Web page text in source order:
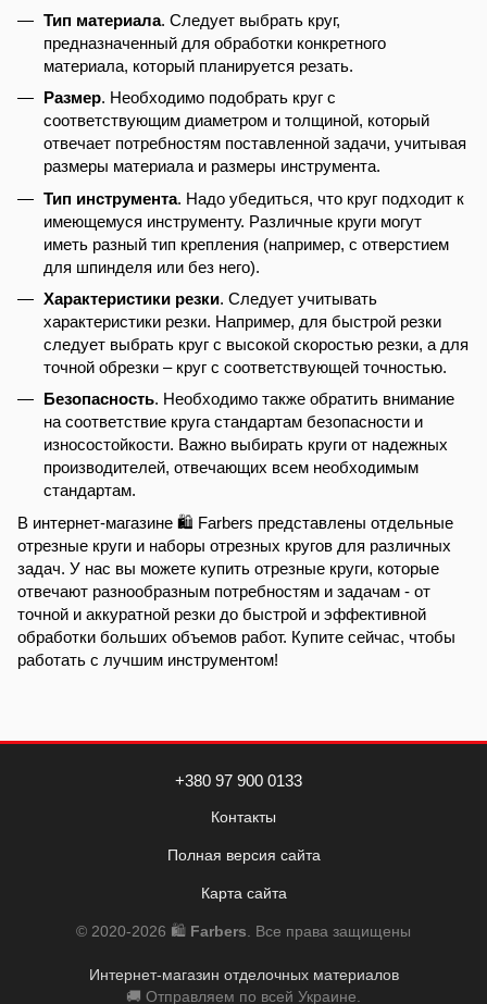
Тип материала. Следует выбрать круг,
предназначенный для обработки конкретного
материала, который планируется резать.
Размер. Необходимо подобрать круг с
соответствующим диаметром и толщиной, который
отвечает потребностям поставленной задачи, учитывая
размеры материала и размеры инструмента.
Тип инструмента. Надо убедиться, что круг подходит к
имеющемуся инструменту. Различные круги могут
иметь разный тип крепления (например, с отверстием
для шпинделя или без него).
Характеристики резки. Следует учитывать
характеристики резки. Например, для быстрой резки
следует выбрать круг с высокой скоростью резки, а для
точной обрезки – круг с соответствующей точностью.
Безопасность. Необходимо также обратить внимание
на соответствие круга стандартам безопасности и
износостойкости. Важно выбирать круги от надежных
производителей, отвечающих всем необходимым
стандартам.
В интернет-магазине 🛍️ Farbers представлены отдельные
отрезные круги и наборы отрезных кругов для различных
задач. У нас вы можете купить отрезные круги, которые
отвечают разнообразным потребностям и задачам - от
точной и аккуратной резки до быстрой и эффективной
обработки больших объемов работ. Купите сейчас, чтобы
работать с лучшим инструментом!
+380 97 900 0133
Контакты
Полная версия сайта
Карта сайта
© 2020-2026 🛍️ Farbers . Все права защищены
Интернет-магазин отделочных материалов
🚚 Отправляем по всей Украине.